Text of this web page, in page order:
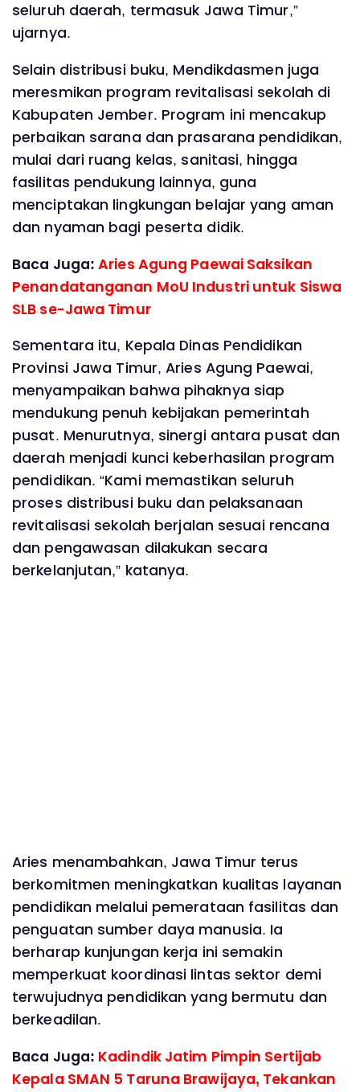
seluruh daerah, termasuk Jawa Timur,”
ujarnya.
Selain distribusi buku, Mendikdasmen juga
meresmikan program revitalisasi sekolah di
Kabupaten Jember. Program ini mencakup
perbaikan sarana dan prasarana pendidikan,
mulai dari ruang kelas, sanitasi, hingga
fasilitas pendukung lainnya, guna
menciptakan lingkungan belajar yang aman
dan nyaman bagi peserta didik.
Baca Juga:Aries Agung Paewai Saksikan
Penandatanganan MoU Industri untuk Siswa
SLB se-Jawa Timur
Sementara itu, Kepala Dinas Pendidikan
Provinsi Jawa Timur, Aries Agung Paewai,
menyampaikan bahwa pihaknya siap
mendukung penuh kebijakan pemerintah
pusat. Menurutnya, sinergi antara pusat dan
daerah menjadi kunci keberhasilan program
pendidikan. “Kami memastikan seluruh
proses distribusi buku dan pelaksanaan
revitalisasi sekolah berjalan sesuai rencana
dan pengawasan dilakukan secara
berkelanjutan,” katanya.
Aries menambahkan, Jawa Timur terus
berkomitmen meningkatkan kualitas layanan
pendidikan melalui pemerataan fasilitas dan
penguatan sumber daya manusia. Ia
berharap kunjungan kerja ini semakin
memperkuat koordinasi lintas sektor demi
terwujudnya pendidikan yang bermutu dan
berkeadilan.
Baca Juga: Kadindik Jatim Pimpin Sertijab
Kepala SMAN 5 Taruna Brawijaya, Tekankan